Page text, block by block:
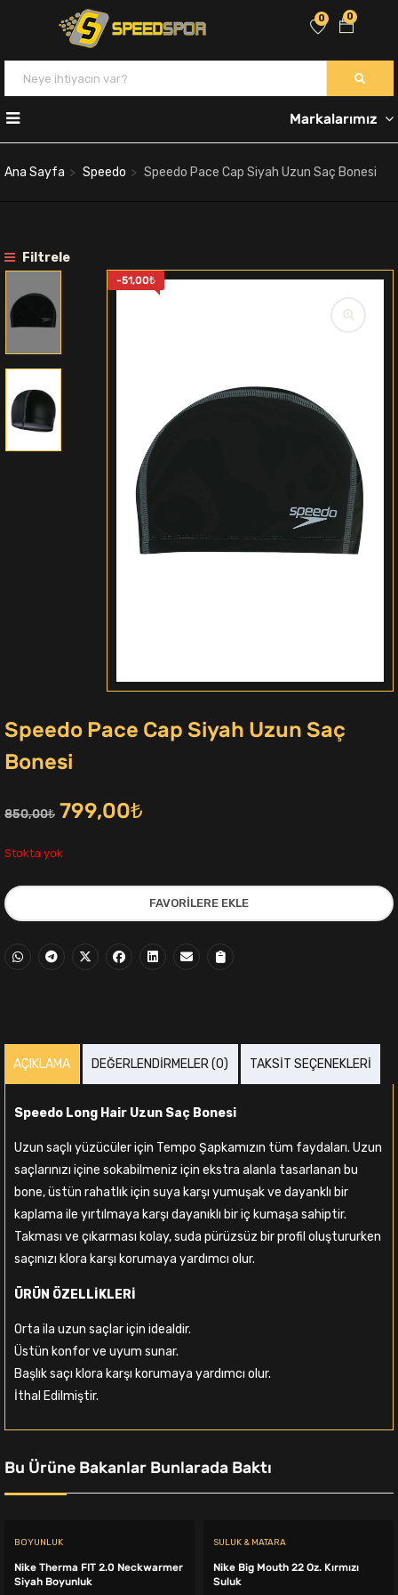
0
0
Markalarımız
Ana Sayfa Speedo Speedo Pace Cap Siyah Uzun Saç Bonesi
Filtrele
-51,00₺
Speedo Pace Cap Siyah Uzun Saç
Bonesi
850,00₺ Orijinal
fiyat:
850,00₺.
799,00₺
fiyat:
799,00₺.
Stokta yok
FAVORILERE EKLE
AÇIKLAMA DEĞERLENDIRMELER (0) TAKSIT SEÇENEKLERI
Speedo Long Hair Uzun Saç Bonesi
Uzun saçlı yüzücüler için Tempo Şapkamızın tüm faydaları. Uzun
saçlarınızı içine sokabilmeniz için ekstra alanla tasarlanan bu
bone, üstün rahatlık için suya karşı yumuşak ve dayanklı bir
kaplama ile yırtılmaya karşı dayanıklı bir iç kumaşa sahiptir.
Takması ve çıkarması kolay, suda pürüzsüz bir profil oluştururken
saçınızı klora karşı korumaya yardımcı olur.
ÜRÜN ÖZELLİKLERİ
Orta ila uzun saçlar için idealdir.
Üstün konfor ve uyum sunar.
Başlık saçı klora karşı korumaya yardımcı olur.
İthal Edilmiştir.
Bu Ürüne Bakanlar Bunlarada Baktı
BOYUNLUK
Nike Therma FIT 2.0 Neckwarmer
Siyah Boyunluk
SULUK & MATARA
Nike Big Mouth 22 Oz. Kırmızı
Suluk